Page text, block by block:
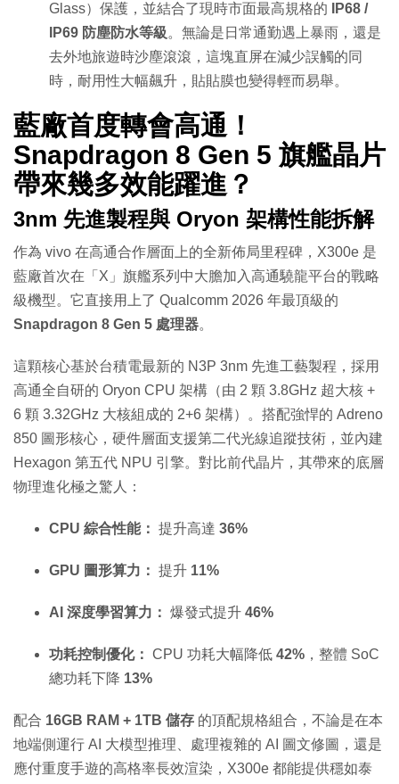
Glass）保護，並結合了現時市面最高規格的
IP68 /
IP69 防塵防水等級。無論是日常通勤遇上暴雨，還是
去外地旅遊時沙塵滾滾，這塊直屏在減少誤觸的同
時，耐用性大幅飆升，貼貼膜也變得輕而易舉。
藍廠首度轉會高通！
Snapdragon 8 Gen 5 旗艦晶片
帶來幾多效能躍進？
3nm 先進製程與 Oryon 架構性能拆解
作為 vivo 在高通合作層面上的全新佈局里程碑，X300e 是
藍廠首次在「X」旗艦系列中大膽加入高通驍龍平台的戰略
級機型。它直接用上了 Qualcomm 2026 年最頂級的
Snapdragon 8 Gen 5 處理器。
這顆核心基於台積電最新的 N3P 3nm 先進工藝製程，採用
高通全自研的 Oryon CPU 架構（由 2 顆 3.8GHz 超大核 +
6 顆 3.32GHz 大核組成的 2+6 架構）。搭配強悍的 Adreno
850 圖形核心，硬件層面支援第二代光線追蹤技術，並內建
Hexagon 第五代 NPU 引擎。對比前代晶片，其帶來的底層
物理進化極之驚人：
CPU 綜合性能： 提升高達 36%
GPU 圖形算力： 提升 11%
AI 深度學習算力： 爆發式提升 46%
功耗控制優化： CPU 功耗大幅降低 42% ，整體 SoC
總功耗下降 13%
配合 16GB RAM + 1TB 儲存 的頂配規格組合，不論是在本
地端側運行 AI 大模型推理、處理複雜的 AI 圖文修圖，還是
應付重度手遊的高格率長效渲染，X300e 都能提供穩如泰